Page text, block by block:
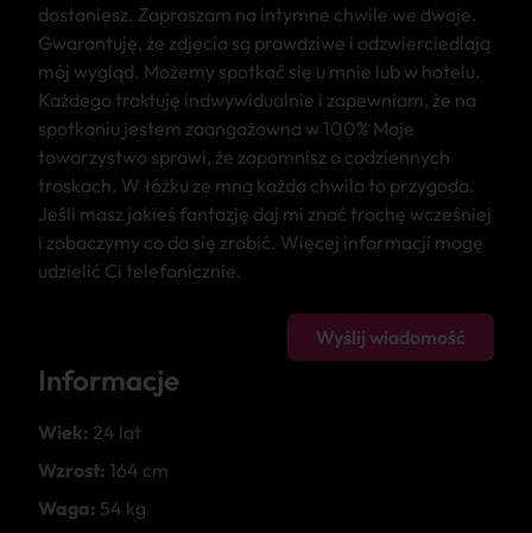
dostaniesz. Zapraszam na intymne chwile we dwoje.
Gwarantuję, że zdjęcia są prawdziwe i odzwierciedlają
mój wygląd. Możemy spotkać się u mnie lub w hotelu.
Każdego traktuję indwywidualnie i zapewniam, że na
spotkaniu jestem zaangażowna w 100% Moje
towarzystwo sprawi, że zapomnisz o codziennych
troskach. W łóżku ze mną każda chwila to przygoda.
Jeśli masz jakieś fantazję daj mi znać trochę wcześniej
i zobaczymy co da się zrobić. Więcej informacji mogę
udzielić Ci telefonicznie.
Wyślij wiadomość
Informacje
Wiek: 24 lat
Wzrost: 164 cm
Waga: 54 kg